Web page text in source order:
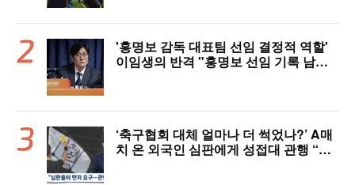
'홍명보 감독 대표팀 선임 결정적 역할'
이임생의 반격 "홍명보 선임 기록 남아
‘축구협회 대체 얼마나 더 썩었나?’ A매
치 온 외국인 심판에게 성접대 관행 “그